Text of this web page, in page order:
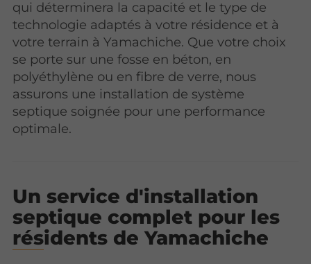
qui déterminera la capacité et le type de
technologie adaptés à votre résidence et à
votre terrain à Yamachiche. Que votre choix
se porte sur une fosse en béton, en
polyéthylène ou en fibre de verre, nous
assurons une installation de système
septique soignée pour une performance
optimale.
Un service d'installation
septique complet pour les
résidents de Yamachiche